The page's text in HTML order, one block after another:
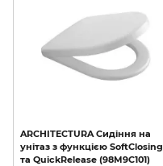
ARCHITECTURA Сидіння на
унітаз з функцією SoftClosing
та QuickRelease (98M9C101)